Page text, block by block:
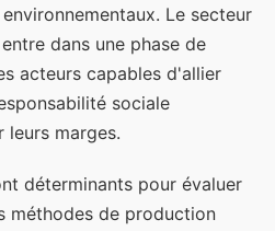
Le secteur
dans une phase de
acteurs capables d'allier
sociale
leurs marges.
déterminants pour évaluer
méthodes de production